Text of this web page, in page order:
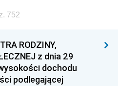
752
RODZINY,
z dnia 29
dochodu
podlegającej